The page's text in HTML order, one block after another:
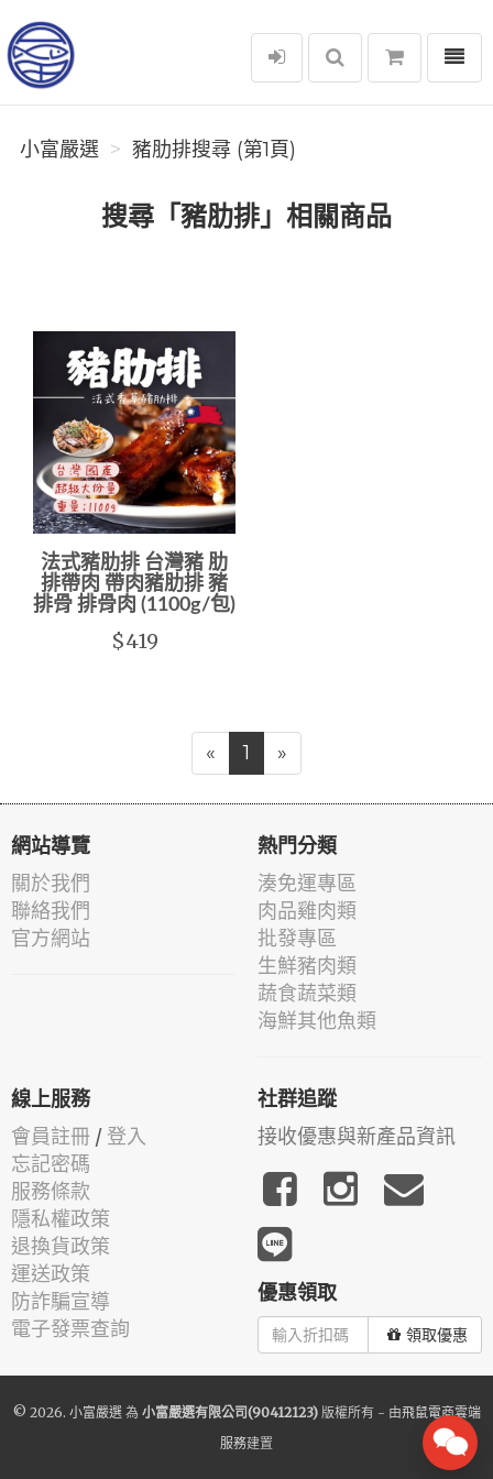
小富嚴選
選單
小富嚴選 豬肋排搜尋 (第1頁)
搜尋「豬肋排」相關商品
法式豬肋排 台灣豬 肋
排帶肉 帶肉豬肋排 豬
排骨 排骨肉 (1100g/包)
$419
« 1 »
網站導覽
關於我們
聯絡我們
官方網站
熱門分類
湊免運專區
肉品雞肉類
批發專區
生鮮豬肉類
蔬食蔬菜類
海鮮其他魚類
線上服務
會員註冊 / 登入
忘記密碼
服務條款
隱私權政策
退換貨政策
運送政策
防詐騙宣導
電子發票查詢
社群追蹤
接收優惠與新產品資訊
優惠領取
領取優惠
© 2026. 小富嚴選為 小富嚴選有限公司(90412123)版權所有 - 由飛鼠電商雲端
服務建置